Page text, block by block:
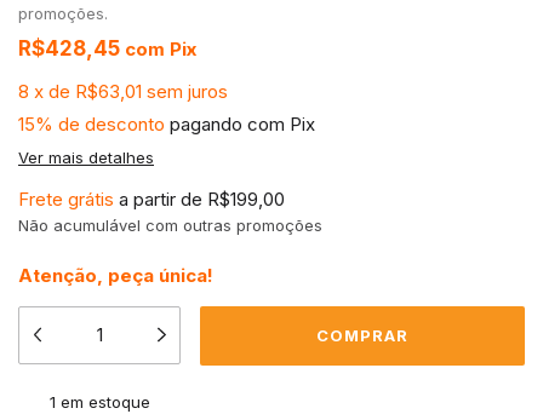
promoções.
R$428,45 com Pix
8 x de R$63,01 sem juros
15% de desconto pagando com Pix
Ver mais detalhes
Frete grátis a partir de R$199,00
Não acumulável com outras promoções
Atenção, peça única!
1 em estoque